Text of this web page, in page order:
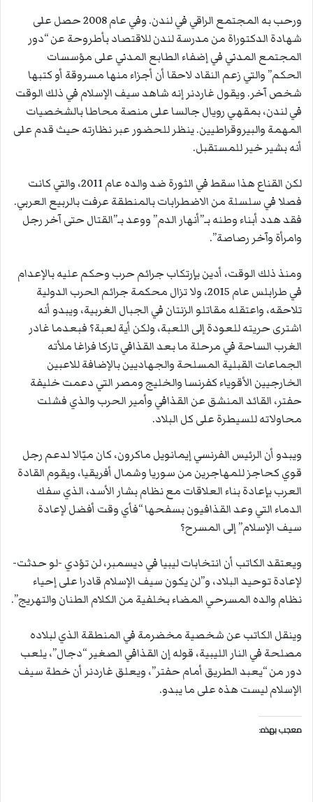
ورحب به المجتمع الراقي في لندن. وفي عام 2008 حصل على
شهادة الدكتوراة من مدرسة لندن للاقتصاد بأطروحة عن “دور
المجتمع المدني في إضفاء الطابع المدني على مؤسسات
الحكم” والتي زعم النقاد لاحقا أن أجزاء منها مسروقة أو كتبها
شخص آخر. ويقول غاردنر إنه شاهد سيف الإسلام في ذلك الوقت
في لندن، بمقهي رويال جالسا على منصة محاطا بالشخصيات
المهمة والبيروقراطيين. ينظر للحضور عبر نظارته حيث قدم على
أنه بشير خير للمستقبل.
لكن القناع هذا سقط في الثورة ضد والده عام 2011، والتي كانت
فصلا في سلسلة من الاضطرابات بالمنطقة عرفت بالربيع العربي.
فقد هدد أبناء وطنه بـ”أنهار الدم” ووعد بـ”القتال حتى آخر رجل
وامرأة وآخر رصاصة”.
ومنذ ذلك الوقت، أدين بإرتكاب جرائم حرب وحكم عليه بالإعدام
في طرابلس عام 2015، ولا تزال محكمة جرائم الحرب الدولية
تلاحقه، واعتقله مقاتلو الزنتان في الجبال الغربية، ويبدو أنه
اشترى حريته للعودة إلى اللعبة، ولكن أية لعبة؟ فبعدما غادر
الغرب الساحة في مرحلة ما بعد القذافي تاركا فراغا ملأته
الجماعات القبلية المسلحة والجهاديين بالإضافة للاعبين
الخارجيين الأقوياء كفرنسا والخليج ومصر التي دعمت خليفة
حفتر، القائد المنشق عن القذافي وأمير الحرب والذي فشلت
محاولاته للسيطرة على كل البلاد.
ويبدو أن الرئيس الفرنسي إيمانويل ماكرون، كان ميّالا لدعم رجل
قوي كحاجز للمهاجرين من سوريا وشمال أفريقيا، ويقوم القادة
العرب بإعادة بناء العلاقات مع نظام بشار الأسد، الذي سفك
الدماء التي وعد القذافيون بسفحها “فأي وقت أفضل لإعادة
سيف الإسلام” إلى المسرح؟
ويعتقد الكاتب أن انتخابات ليبيا في ديسمبر، لن تؤدي -لو حدثت-
لإعادة توحيد البلاد، و”لن يكون سيف الإسلام قادرا على إحياء
نظام والده المسرحي المضاء بخلفية من الكلام الطنان والتهريج”.
وينقل الكاتب عن شخصية مخضرمة في المنطقة الذي لبلاده
مصلحة في النار الليبية، قوله إن القذافي الصغير “دجال”، يلعب
دور من “يعبد الطريق أمام حفتر”، ويعلق غاردنر أن خطة سيف
الإسلام ليست هذه على ما يبدو.
معجب بهذه: